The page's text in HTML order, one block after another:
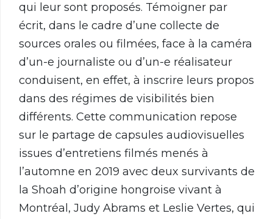
qui leur sont proposés. Témoigner par
écrit, dans le cadre d’une collecte de
sources orales ou filmées, face à la caméra
d’un-e journaliste ou d’un-e réalisateur
conduisent, en effet, à inscrire leurs propos
dans des régimes de visibilités bien
différents. Cette communication repose
sur le partage de capsules audiovisuelles
issues d’entretiens filmés menés à
l’automne en 2019 avec deux survivants de
la Shoah d’origine hongroise vivant à
Montréal, Judy Abrams et Leslie Vertes, qui